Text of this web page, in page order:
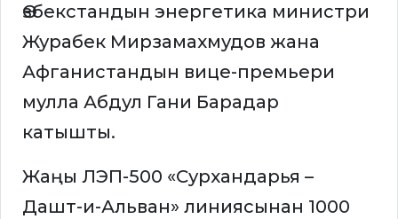
Өзбекстандын энергетика министри
Журабек Мирзамахмудов жана
Афганистандын вице-премьери
мулла Абдул Гани Барадар
катышты.
Жаңы ЛЭП-500 «Сурхандарья –
Дашт-и-Альван» линиясынан 1000